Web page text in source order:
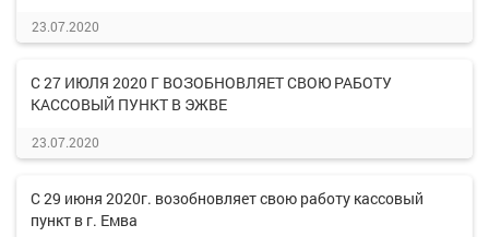
23.07.2020
С 27 ИЮЛЯ 2020 Г ВОЗОБНОВЛЯЕТ СВОЮ РАБОТУ
КАССОВЫЙ ПУНКТ В ЭЖВЕ
23.07.2020
С 29 июня 2020г. возобновляет свою работу кассовый
пункт в г. Емва